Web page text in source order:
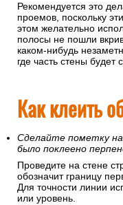
Рекомендуется это
проемов, поскольку
этом желательно
полосы не пошли
каком-нибудь
где часть стены
Как клеить
Сделайте пометку
было поклеено
Проведите на стене
обозначит границу
Для точности линии
или уровень.